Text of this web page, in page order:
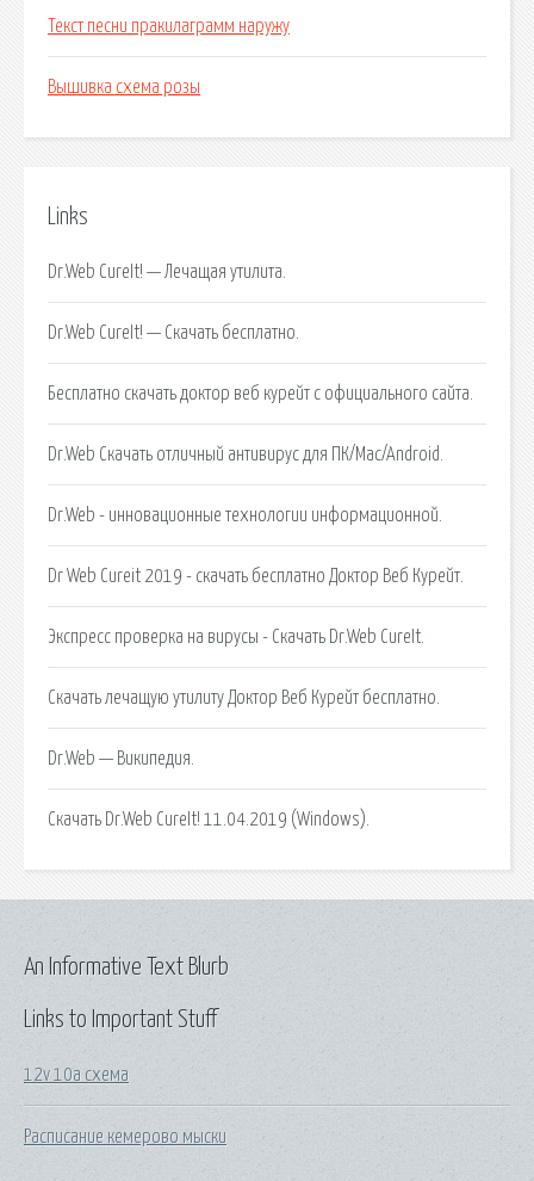
Текст песни пракилаграмм наружу
Вышивка схема розы
Links
Dr.Web CureIt! — Лечащая утилита.
Dr.Web CureIt! — Скачать бесплатно.
Бесплатно скачать доктор веб курейт с официального сайта.
Dr.Web Скачать отличный антивирус для ПК/Mac/Android.
Dr.Web - инновационные технологии информационной.
Dr Web Cureit 2019 - скачать бесплатно Доктор Веб Курейт.
Экспресс проверка на вирусы - Скачать Dr.Web CureIt.
Скачать лечащую утилиту Доктор Веб Курейт бесплатно.
Dr.Web — Википедия.
Cкачать Dr.Web CureIt! 11.04.2019 (Windows).
Links to Important Stuff
12v 10a схема
Расписание кемерово мыски
An Informative Text Blurb